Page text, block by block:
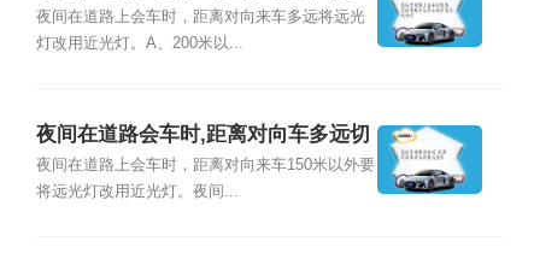
远将远光灯改用近光灯
夜间在道路上会车时，距离对向来车多远将远光
灯改用近光灯。A、200米以...
夜间在道路会车时,距离对向车多远切
换近光灯
夜间在道路上会车时，距离对向来车150米以外要
将远光灯改用近光灯。夜间...